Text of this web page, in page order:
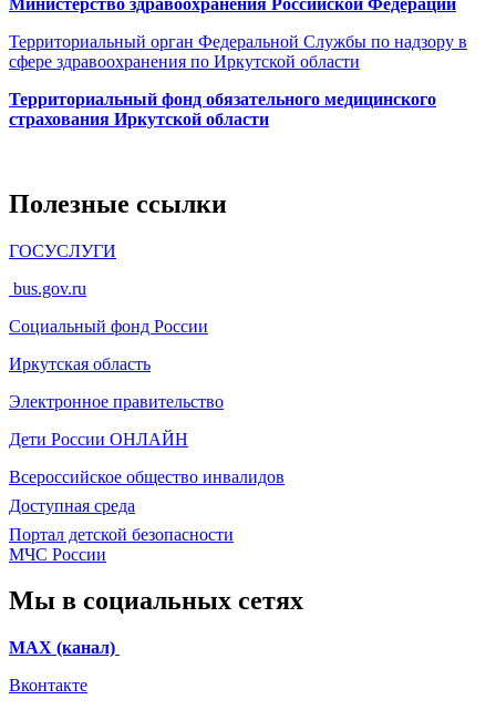
Территориальный орган Федеральной Службы по надзору в
сфере здравоохранения по Иркутской области
Территориальный фонд обязательного медицинского
страхования Иркутской области
Полезные ссылки
ГОСУСЛУГИ
bus.gov.ru
Социальный фонд России
Иркутская область
Электронное правительство
Дети России ОНЛАЙН
Всероссийское общество инвалидов
Доступная среда
Портал детской безопасности
МЧС России
Мы в социальных сетях
МАХ (канал)
Вконтакте